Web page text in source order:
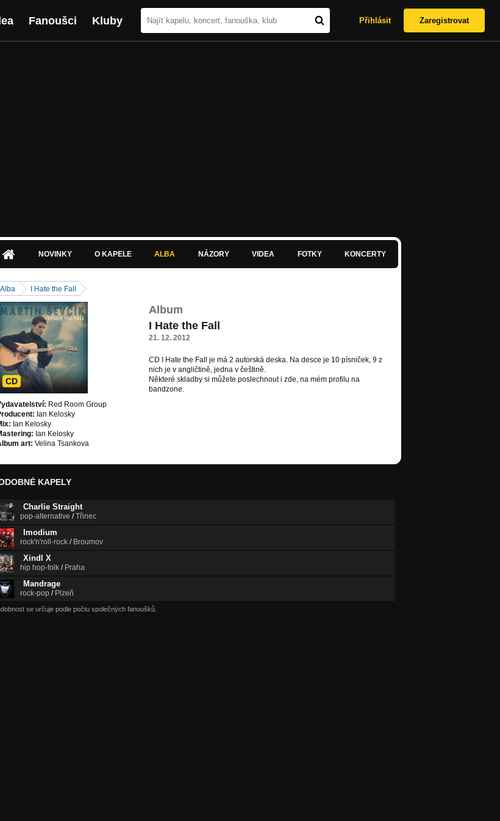
Fanoušci Kluby Přihlásit Zaregistrovat
NOVINKY O KAPELE ALBA NÁZORY VIDEA FOTKY KONCERTY
Alba I Hate the Fall
CD
Red Room Group
Ian Kelosky
Ian Kelosky
Ian Kelosky
art: Velina Tsankova
Album
I Hate the Fall
21. 12. 2012
CD I Hate the Fall je má 2 autorská deska. Na desce je 10 písniček, 9 z
nich je v angličtině, jedna v češtině.
Některé skladby si můžete poslechnout i zde, na mém profilu na
bandzone.
KAPELY
Charlie Straight
pop-alternative /Třinec
Imodium
rock'n'roll-rock / Broumov
Xindl X
hip hop-folk / Praha
Mandrage
rock-pop / Plzeň
se určuje podle počtu společných fanoušků.